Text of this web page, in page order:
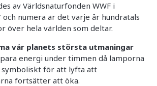
av Världsnaturfonden WWF i
numera är det varje år hundratals
över hela världen som deltar.
vår planets största utmaningar
energi under timmen då lamporna
symboliskt för att lyfta att
fortsätter att öka.